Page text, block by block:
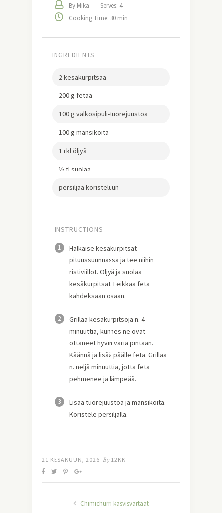
By Mika – Serves: 4
Cooking Time: 30 min
INGREDIENTS
2 kesäkurpitsaa
200 g fetaa
100 g valkosipuli-tuorejuustoa
100 g mansikoita
1 rkl öljyä
½ tl suolaa
persiljaa koristeluun
INSTRUCTIONS
1
Halkaise kesäkurpitsat
pituussuunnassa ja tee niihin
ristiviillot. Öljyä ja suolaa
kesäkurpitsat. Leikkaa feta
kahdeksaan osaan.
2
Grillaa kesäkurpitsoja n. 4
minuuttia, kunnes ne ovat
ottaneet hyvin väriä pintaan.
Käännä ja lisää päälle feta. Grillaa
n. neljä minuuttia, jotta feta
pehmenee ja lämpeää.
3
Lisää tuorejuustoa ja mansikoita.
Koristele persiljalla.
21 KESÄKUUN, 2026 By 12KK
Chimichurri-kasvisvartaat